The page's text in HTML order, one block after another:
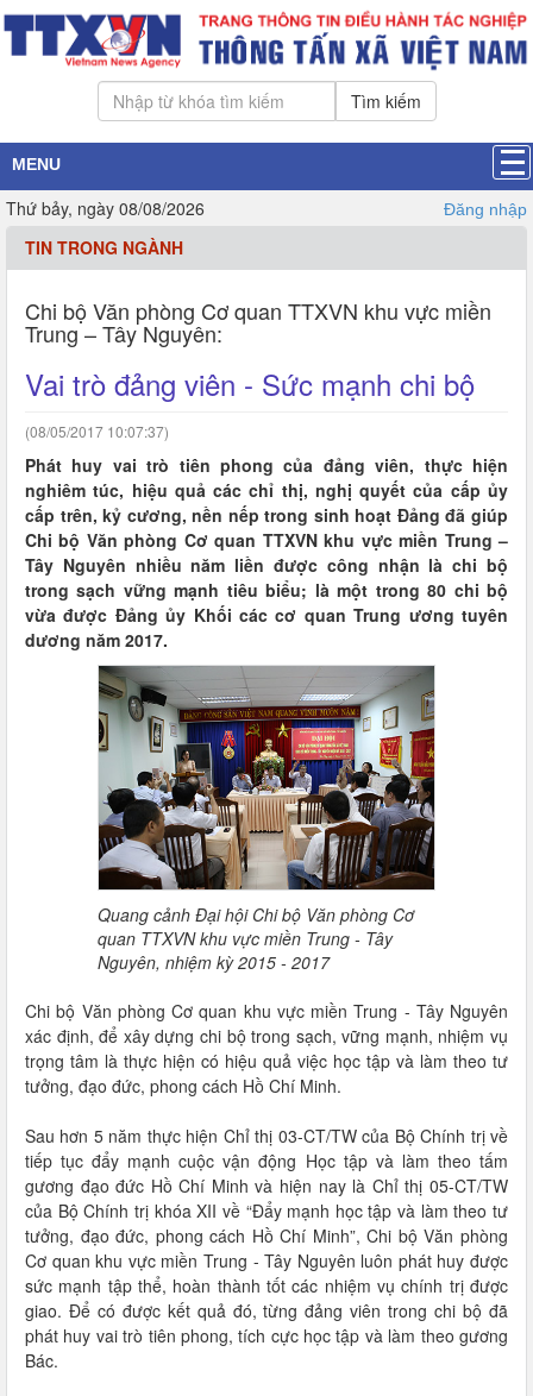
Tìm kiếm
MENU
Thứ bảy, ngày 08/08/2026 Đăng nhập
TIN TRONG NGÀNH
Chi bộ Văn phòng Cơ quan TTXVN khu vực miền
Trung – Tây Nguyên:
Vai trò đảng viên - Sức mạnh chi bộ
(08/05/2017 10:07:37)
Phát huy vai trò tiên phong của đảng viên, thực hiện
nghiêm túc, hiệu quả các chỉ thị, nghị quyết của cấp ủy
cấp trên, kỷ cương, nền nếp trong sinh hoạt Đảng đã giúp
Chi bộ Văn phòng Cơ quan TTXVN khu vực miền Trung –
Tây Nguyên nhiều năm liền được công nhận là chi bộ
trong sạch vững mạnh tiêu biểu; là một trong 80 chi bộ
vừa được Đảng ủy Khối các cơ quan Trung ương tuyên
dương năm 2017.
Quang cảnh Đại hội Chi bộ Văn phòng Cơ
quan TTXVN khu vực miền Trung - Tây
Nguyên, nhiệm kỳ 2015 - 2017
Chi bộ Văn phòng Cơ quan khu vực miền Trung - Tây Nguyên
xác định, để xây dựng chi bộ trong sạch, vững mạnh, nhiệm vụ
trọng tâm là thực hiện có hiệu quả việc học tập và làm theo tư
tưởng, đạo đức, phong cách Hồ Chí Minh.
Sau hơn 5 năm thực hiện Chỉ thị 03-CT/TW của Bộ Chính trị về
tiếp tục đẩy mạnh cuộc vận động Học tập và làm theo tấm
gương đạo đức Hồ Chí Minh và hiện nay là Chỉ thị 05-CT/TW
của Bộ Chính trị khóa XII về “Đẩy mạnh học tập và làm theo tư
tưởng, đạo đức, phong cách Hồ Chí Minh”, Chi bộ Văn phòng
Cơ quan khu vực miền Trung - Tây Nguyên luôn phát huy được
sức mạnh tập thể, hoàn thành tốt các nhiệm vụ chính trị được
giao. Ðể có được kết quả đó, từng đảng viên trong chi bộ đã
phát huy vai trò tiên phong, tích cực học tập và làm theo gương
Bác.